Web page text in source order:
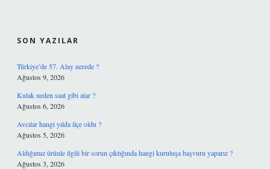
SON YAZILAR
Türkiye’de 57. Alay nerede ?
Ağustos 9, 2026
Kulak neden saat gibi atar ?
Ağustos 6, 2026
Avcılar hangi yılda ilçe oldu ?
Ağustos 5, 2026
Aldığımız ürünle ilgili bir sorun çıktığında hangi kuruluşa başvuru yaparız ?
Ağustos 3, 2026